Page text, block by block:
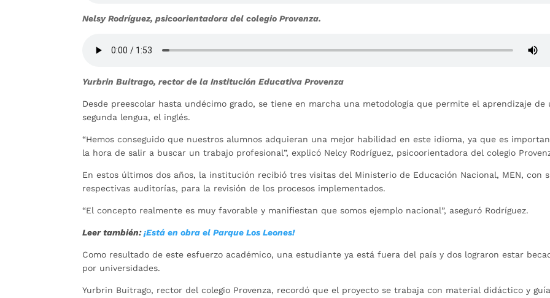
Nelsy Rodríguez, psicoorientadora del colegio Provenza.
Yurbrin Buitrago, rector de la Institución Educativa Provenza
Desde preescolar hasta undécimo grado, se tiene en marcha una metodología que permite el aprendizaje de
segunda lengua, el inglés.
“Hemos conseguido que nuestros alumnos adquieran una mejor habilidad en este idioma, ya que es
la hora de salir a buscar un trabajo profesional”, explicó Nelcy Rodríguez, psicoorientadora del colegio
En estos últimos dos años, la institución recibió tres visitas del Ministerio de Educación Nacional, MEN, con
respectivas auditorías, para la revisión de los procesos implementados.
“El concepto realmente es muy favorable y manifiestan que somos ejemplo nacional”, aseguró Rodríguez.
Leer también:¡Está en obra el Parque Los Leones!
Como resultado de este esfuerzo académico, una estudiante ya está fuera del país y dos lograron estar
por universidades.
Yurbrin Buitrago, rector del colegio Provenza, recordó que el proyecto se trabaja con material didáctico y